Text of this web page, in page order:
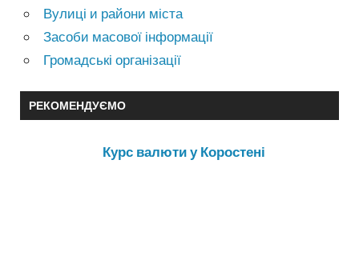
Вулиці и райони міста
Засоби масової інформації
Громадські організації
РЕКОМЕНДУЄМО
Курс валюти у Коростені